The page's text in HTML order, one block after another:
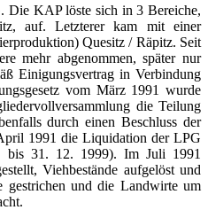
Die KAP löste sich in 3 Bereiche,
auf. Letzterer kam mit einer
Quesitz / Räpitz. Seit
mehr abgenommen, später nur
Einigungsvertrag in Verbindung
vom März 1991 wurde
die Teilung
durch einen Beschluss der
1991 die Liquidation der LPG
bis 31. 12. 1999). Im Juli 1991
Viehbestände aufgelöst und
gestrichen und die Landwirte um